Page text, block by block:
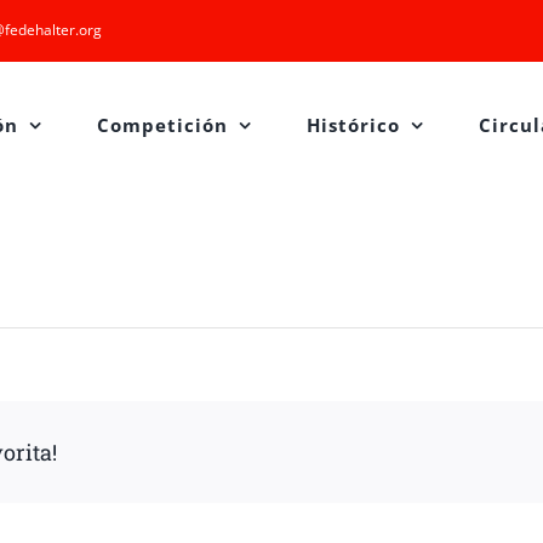
Competición Histórico